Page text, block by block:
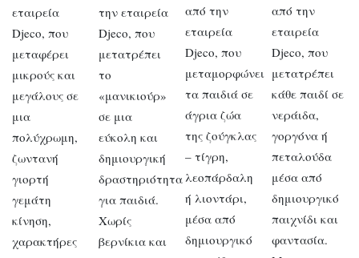
εταιρεία
Djeco, που
μεταφέρει
μικρούς και
μεγάλους σε
μια
πολύχρωμη,
ζωντανή
γιορτή
γεμάτη
κίνηση,
χαρακτήρες
την εταιρεία
Djeco, που
μετατρέπει
το
«μανικιούρ»
σε μια
εύκολη και
δημιουργική
δραστηριότητα
για παιδιά.
Χωρίς
βερνίκια και
από την
εταιρεία
Djeco, που
μεταμορφώνει
τα παιδιά σε
άγρια ζώα
της ζούγκλας
– τίγρη,
λεοπάρδαλη
ή λιοντάρι,
μέσα από
δημιουργικό
από την
εταιρεία
Djeco, που
μετατρέπει
κάθε παιδί σε
νεράιδα,
γοργόνα ή
πεταλούδα
μέσα από
δημιουργικό
παιχνίδι και
φαντασία.